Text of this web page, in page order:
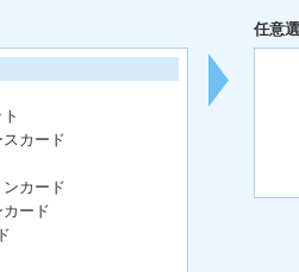
カード
カード
ード
任意